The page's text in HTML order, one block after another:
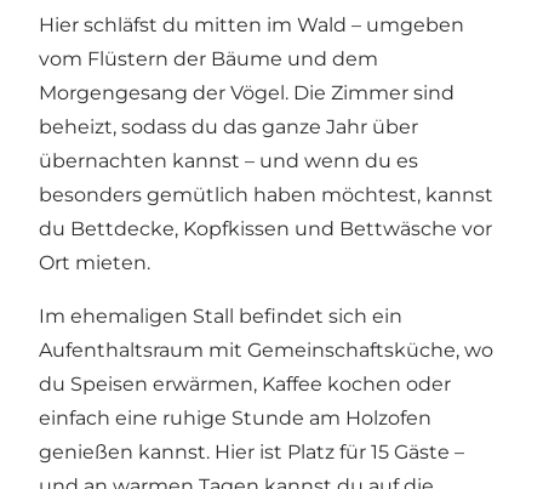
Hier schläfst du mitten im Wald – umgeben
vom Flüstern der Bäume und dem
Morgengesang der Vögel. Die Zimmer sind
beheizt, sodass du das ganze Jahr über
übernachten kannst – und wenn du es
besonders gemütlich haben möchtest, kannst
du Bettdecke, Kopfkissen und Bettwäsche vor
Ort mieten.
Im ehemaligen Stall befindet sich ein
Aufenthaltsraum mit Gemeinschaftsküche, wo
du Speisen erwärmen, Kaffee kochen oder
einfach eine ruhige Stunde am Holzofen
genießen kannst. Hier ist Platz für 15 Gäste –